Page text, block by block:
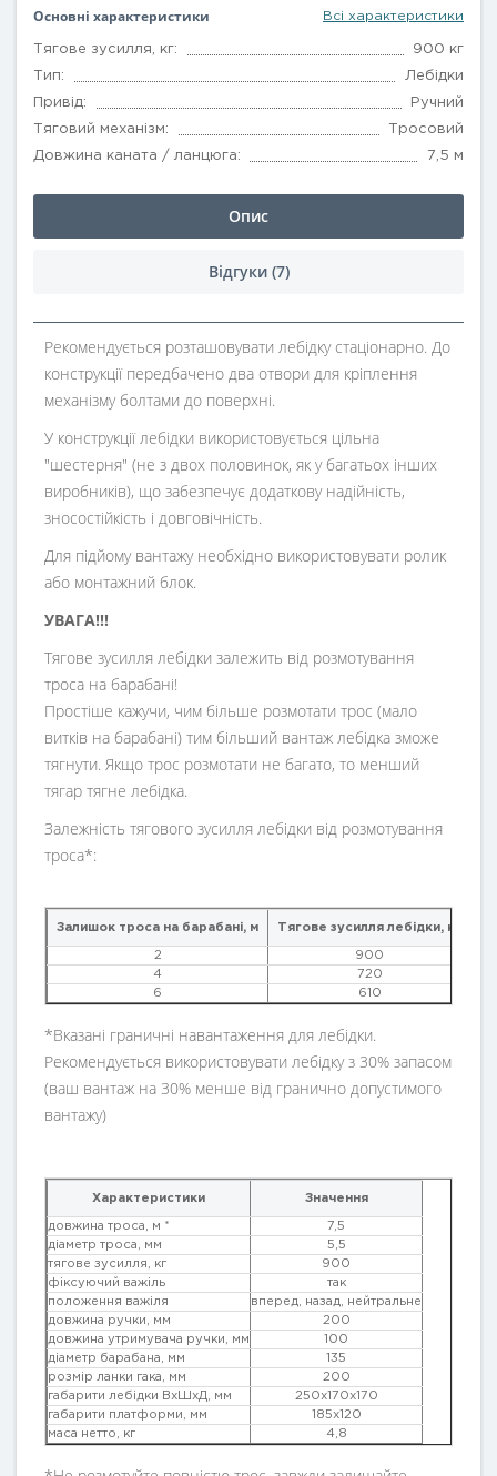
Основні характеристики Всі характеристики
Тягове зусилля, кг: 900 кг
Тип: Лебідки
Привід: Ручний
Тяговий механізм: Тросовий
Довжина каната / ланцюга: 7,5 м
Опис
Відгуки (7)
Рекомендується розташовувати лебідку стаціонарно. До
конструкції передбачено два отвори для кріплення
механізму болтами до поверхні.
У конструкції лебідки використовується цільна
"шестерня" (не з двох половинок, як у багатьох інших
виробників), що забезпечує додаткову надійність,
зносостійкість і довговічність.
Для підйому вантажу необхідно використовувати ролик
або монтажний блок.
УВАГА!!!
Тягове зусилля лебідки залежить від розмотування
троса на барабані!
Простіше кажучи, чим більше розмотати трос (мало
витків на барабані) тим більший вантаж лебідка зможе
тягнути. Якщо трос розмотати не багато, то менший
тягар тягне лебідка.
Залежність тягового зусилля лебідки від розмотування
троса*:
Залишок троса на барабані, м Тягове зусилля лебідки, кг
2
900
4
720
6
610
*Вказані граничні навантаження для лебідки.
Рекомендується використовувати лебідку з 30% запасом
(ваш вантаж на 30% менше від гранично допустимого
вантажу)
Характеристики Значення
довжина троса, м *
7,5
діаметр троса, мм
5,5
тягове зусилля, кг
900
фіксуючий важіль
так
положення важіля
вперед, назад, нейтральне
довжина ручки, мм
200
довжина утримувача ручки, мм
100
діаметр барабана, мм
135
розмір ланки гака, мм
200
габарити лебідки ВхШхД, мм
250х170х170
габарити платформи, мм
185х120
маса нетто, кг
4,8